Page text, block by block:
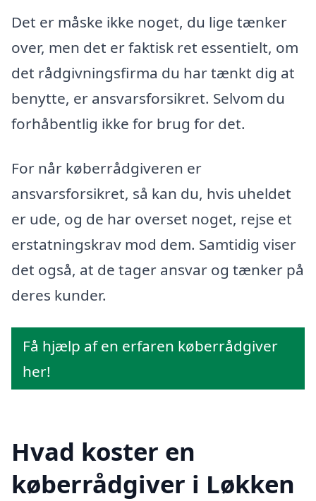
Det er måske ikke noget, du lige tænker
over, men det er faktisk ret essentielt, om
det rådgivningsfirma du har tænkt dig at
benytte, er ansvarsforsikret. Selvom du
forhåbentlig ikke for brug for det.
For når køberrådgiveren er
ansvarsforsikret, så kan du, hvis uheldet
er ude, og de har overset noget, rejse et
erstatningskrav mod dem. Samtidig viser
det også, at de tager ansvar og tænker på
deres kunder.
Få hjælp af en erfaren køberrådgiver
her!
Hvad koster en
køberrådgiver i Løkken